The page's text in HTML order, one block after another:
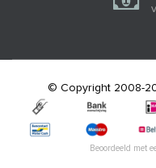
© Copyright 2008-
Beoordeeld met